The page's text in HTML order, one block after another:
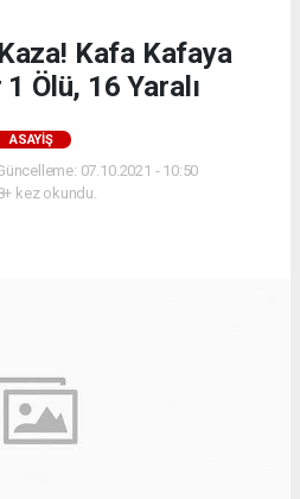
Kafa Kafaya
1 Ölü, 16 Yaralı
ASAYIŞ
07.10.2021 - 10:50
kez okundu.